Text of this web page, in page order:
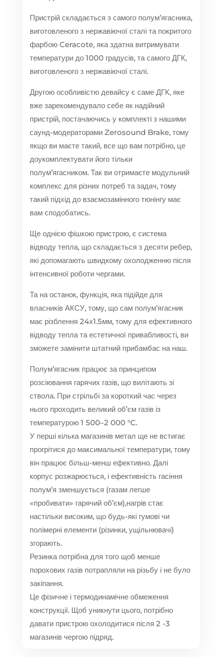
Пристрій складається з самого полум’ягасника,
виготовленого з нержавіючої сталі та покритого
фарбою Ceracote, яка здатна витримувати
температури до 1000 градусів, та самого ДГК,
виготовленого з нержавіючої сталі.
Другою особливістю девайсу є саме ДГК, яке
вже зарекомендувало себе як надійний
пристрій, постачаючись у комплекті з нашими
саунд-модераторами Zerosound Brake, тому
якщо ви маєте такий, все що вам потрібно, це
доукомплектувати його тільки
полум’ягасником. Так ви отримаєте модульний
комплекс для різних потреб та задач, тому
такий підхід до взаємозамінного тюнінгу має
вам сподобатись.
Ще однією фішкою пристрою, є система
відводу тепла, що складається з десяти ребер,
які допомагають швидкому охолодженню після
інтенсивної роботи чергами.
Та на останок, функція, яка підійде для
власників АКСУ, тому, що сам полум’ягасник
має різблення 24х1.5мм, тому для ефективного
відводу тепла та естетичної привабливості, ви
зможете замінити штатний прибамбас на наш.
Полум’ягасник працює за принципом
розсіювання гарячих газів, що вилітають зі
ствола. При стрільбі за короткий час через
нього проходить великий об’єм газів із
температурою 1 500–2 000 °C.
У перші кілька магазинів метал ще не встигає
прогрітися до максимальної температури, тому
він працює більш-менш ефективно. Далі
корпус розжарюється, і ефективність гасіння
полум’я зменшується (газам легше
«пробивати» гарячий об’єм),нагрів стає
настільки високим, що будь-які гумові чи
полімерні елементи (різинки, ущільнювачі)
згорають.
Резинка потрібна для того щоб менше
порохових газів потрапляли на різьбу і не було
закіпання.
Це фізичне і термодинамічне обмеження
конструкції. Щоб уникнути цього, потрібно
давати пристрою охолодитися після 2 -3
магазинів чергою підряд.